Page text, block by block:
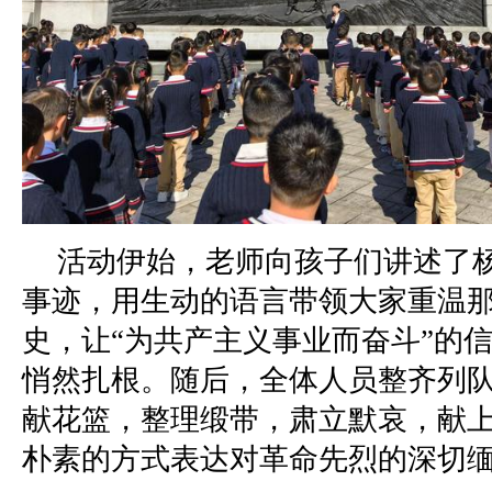
活动伊始，老师向孩子们讲述了
事迹，用生动的语言带领大家重温
史，让“为共产主义事业而奋斗”的
悄然扎根。随后，全体人员整齐列
献花篮，整理缎带，肃立默哀，献
朴素的方式表达对革命先烈的深切